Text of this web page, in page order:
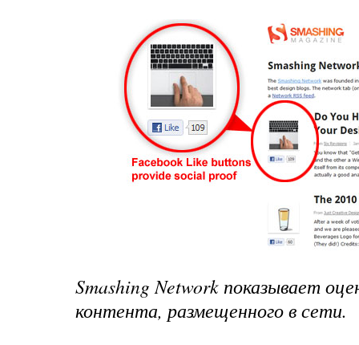
Smashing Network показывает
контента, размещенного в сети.